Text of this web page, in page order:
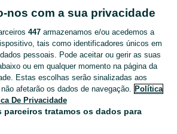
Descubra os anúncios classificados gratuitos em Camarate, Unhos E Apelação no OLX Portugal. Desde empregos a serviços e produtos, encontre tudo o que precisa localmente. Mostrar
nos com a sua privacidade
447armazenamos e/ou acedemos a
tais como identificadores únicos em
pessoais. Pode aceitar ou gerir as suas
ou em qualquer momento na página da
Estas escolhas serão sinalizadas aos
afetarão os dados de navegação. Política
De Privacidade
parceiros tratamos os dados para